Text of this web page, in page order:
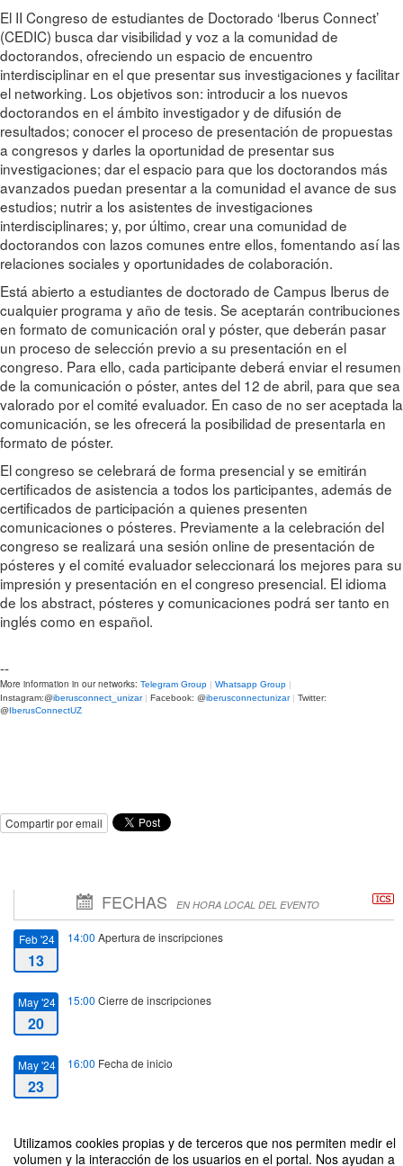
Utilizamos cookies propias y de terceros que nos permiten medir el
volumen y la interacción de los usuarios en el portal. Nos ayudan a
El II Congreso de estudiantes de Doctorado ‘Iberus Connect’
(CEDIC) busca dar visibilidad y voz a la comunidad de
doctorandos, ofreciendo un espacio de encuentro
interdisciplinar en el que presentar sus investigaciones y facilitar
el networking. Los objetivos son: introducir a los nuevos
doctorandos en el ámbito investigador y de difusión de
resultados; conocer el proceso de presentación de propuestas
a congresos y darles la oportunidad de presentar sus
investigaciones; dar el espacio para que los doctorandos más
avanzados puedan presentar a la comunidad el avance de sus
estudios; nutrir a los asistentes de investigaciones
interdisciplinares; y, por último, crear una comunidad de
doctorandos con lazos comunes entre ellos, fomentando así las
relaciones sociales y oportunidades de colaboración.
Está abierto a estudiantes de doctorado de Campus Iberus de
cualquier programa y año de tesis. Se aceptarán contribuciones
en formato de comunicación oral y póster, que deberán pasar
un proceso de selección previo a su presentación en el
congreso. Para ello, cada participante deberá enviar el resumen
de la comunicación o póster, antes del 12 de abril, para que sea
valorado por el comité evaluador. En caso de no ser aceptada la
comunicación, se les ofrecerá la posibilidad de presentarla en
formato de póster.
El congreso se celebrará de forma presencial y se emitirán
certificados de asistencia a todos los participantes, además de
certificados de participación a quienes presenten
comunicaciones o pósteres. Previamente a la celebración del
congreso se realizará una sesión online de presentación de
pósteres y el comité evaluador seleccionará los mejores para su
impresión y presentación en el congreso presencial. El idioma
de los abstract, pósteres y comunicaciones podrá ser tanto en
inglés como en español.
--
More information in our networks: Telegram Group | Whatsapp Group |
Instagram:@iberusconnect_unizar | Facebook: @iberusconnectunizar | Twitter:
@IberusConnectUZ
Compartir por email
FECHAS EN HORA LOCAL DEL EVENTO
Feb '24
13
14:00 Apertura de inscripciones
May '24
20
15:00 Cierre de inscripciones
May '24
23
16:00 Fecha de inicio
24